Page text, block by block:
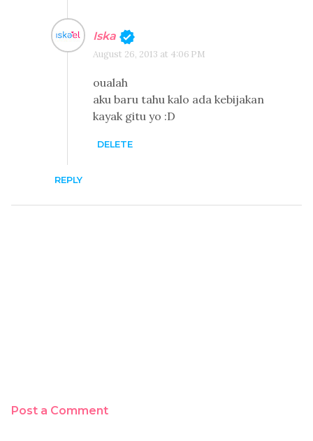
Iska
August 26, 2013 at 4:06 PM
oualah
aku baru tahu kalo ada kebijakan
kayak gitu yo :D
DELETE
REPLY
Post a Comment